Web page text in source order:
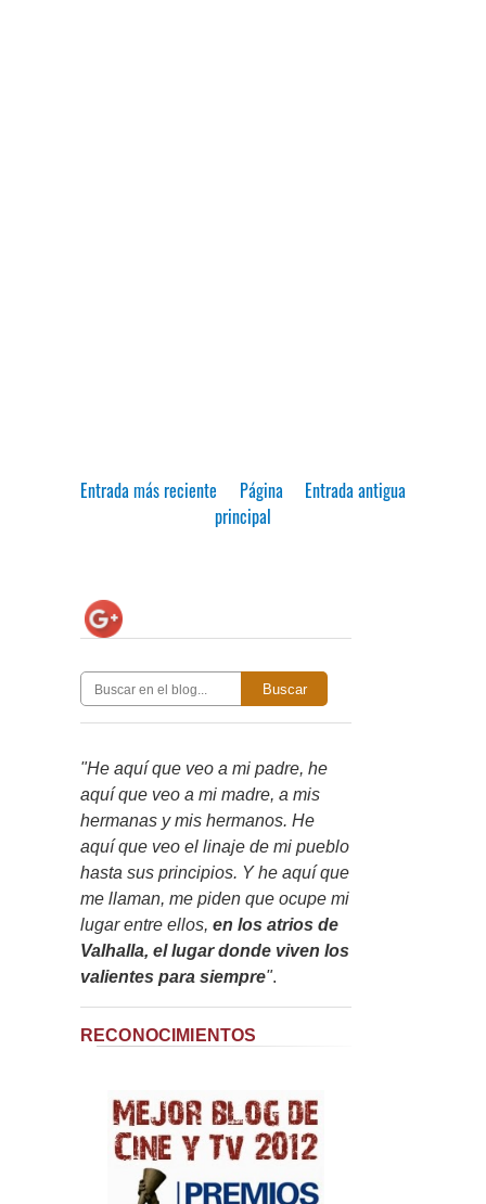
Entrada más reciente Entrada antigua
Página
principal
Buscar
"He aquí que veo a mi padre, he
aquí que veo a mi madre, a mis
hermanas y mis hermanos. He
aquí que veo el linaje de mi pueblo
hasta sus principios. Y he aquí que
me llaman, me piden que ocupe mi
lugar entre ellos, en los atrios de
Valhalla, el lugar donde viven los
valientes para siempre".
RECONOCIMIENTOS